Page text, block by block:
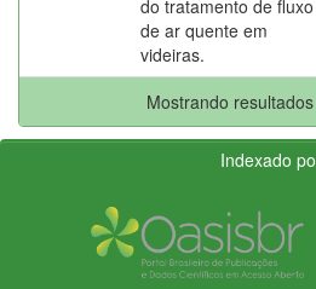
do tratamento de fluxo
de ar quente em
videiras.
Mostrando
Indexado